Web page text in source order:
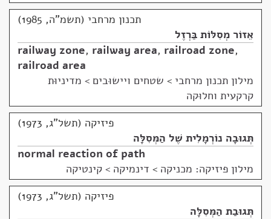
תכנון מרחבי (תשמ"ה, 1985)
אֵזוֹר מְסִלּוֹת בַּרְזֶל
railway zone, railway area, railroad zone,
railroad area
מילון תכנון מרחבי > שטחים ויישוּבים > מדיניוּת
קרקעית וחלוּקה
פיזיקה (תשל"ג, 1973)
תְּגוּבָה נוֹרְמָלִית שֶׁל הַמְּסִלָּה
normal reaction of path
מילון פיזיקה: מכניקה > דינמיקה > קינטיקה
פיזיקה (תשל"ג, 1973)
תְּגוּבַת הַמְּסִלָּה